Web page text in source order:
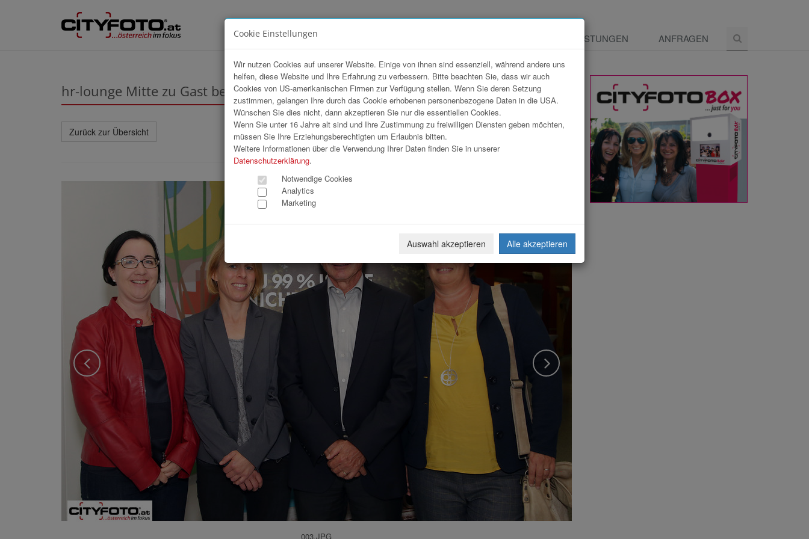
LEISTUNGEN ANFRAGEN
hr-lounge Mitte zu Gast beim Roten Kreuz OÖ
Zurück zur Übersicht Download Weiterleiten
003.JPG
Cookie Einstellungen
Wir nutzen Cookies auf unserer Website. Einige von ihnen sind essenziell, während andere uns
helfen, diese Website und Ihre Erfahrung zu verbessern. Bitte beachten Sie, dass wir auch
Cookies von US-amerikanischen Firmen zur Verfügung stellen. Wenn Sie deren Setzung
zustimmen, gelangen Ihre durch das Cookie erhobenen personenbezogene Daten in die USA.
Wünschen Sie dies nicht, dann akzeptieren Sie nur die essentiellen Cookies.
Wenn Sie unter 16 Jahre alt sind und Ihre Zustimmung zu freiwilligen Diensten geben möchten,
müssen Sie Ihre Erziehungsberechtigten um Erlaubnis bitten.
Weitere Informationen über die Verwendung Ihrer Daten finden Sie in unserer
Datenschutzerklärung.
Notwendige Cookies
Analytics
Marketing
Auswahl akzeptieren Alle akzeptieren